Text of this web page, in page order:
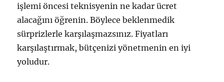
işlemi öncesi teknisyenin ne kadar ücret
alacağını öğrenin. Böylece beklenmedik
sürprizlerle karşılaşmazsınız. Fiyatları
karşılaştırmak, bütçenizi yönetmenin en iyi
yoludur.